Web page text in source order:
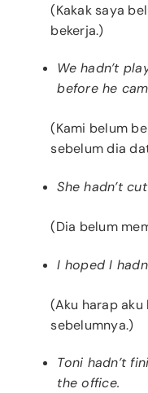
(Kakak saya
bekerja.)
We hadn’t
before he
(Kami belum
sebelum dia
She hadn’t
(Dia belum
I hoped I
(Aku harap
sebelumnya.)
Toni hadn’t
the office.